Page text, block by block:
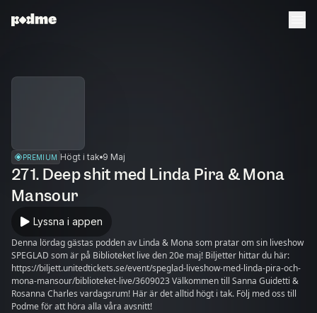
PREMIUM Högt i tak 9 Maj
271. Deep shit med Linda Pira & Mona
Mansour
Lyssna i appen
Denna lördag gästas podden av Linda & Mona som pratar om sin liveshow
SPEGLAD som är på Biblioteket live den 20e maj! Biljetter hittar du här:
https://biljett.unitedtickets.se/event/speglad-liveshow-med-linda-pira-och-
mona-mansour/biblioteket-live/3609023 Välkommen till Sanna Guidetti &
Rosanna Charles vardagsrum! Här är det alltid högt i tak. Följ med oss till
Podme för att höra alla våra avsnitt!